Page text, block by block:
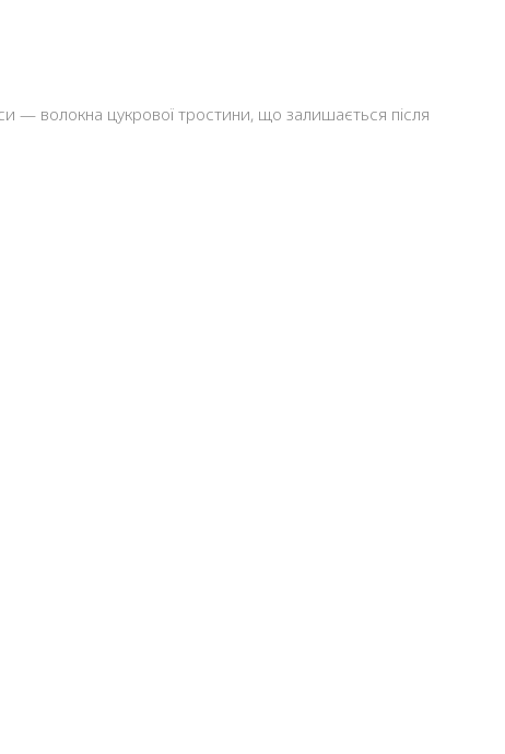
— волокна цукрової тростини, що залишається після